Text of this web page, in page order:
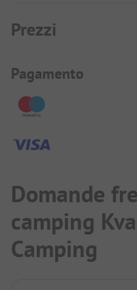
Prezzi
Informazioni sul
Pagamento
Domande
camping
Camping